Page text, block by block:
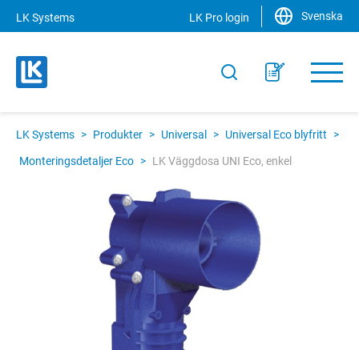
LK Systems LK Pro login Svenska
LK Systems > Produkter > Universal > Universal Eco blyfritt >
Monteringsdetaljer Eco > LK Väggdosa UNI Eco, enkel